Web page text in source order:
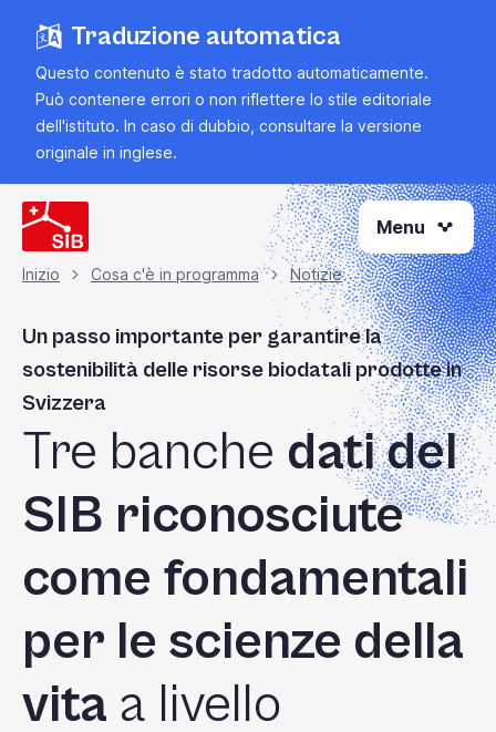
contenuto
principale
Traduzione automatica
Questo contenuto è stato tradotto automaticamente.
Può contenere errori o non riflettere lo stile editoriale
dell'istituto. In caso di dubbio, consultare la versione
originale in inglese.
Menu
Briciola
di
pane
Inizio Cosa c'è in programma Notizie
Un passo importante per garantire la
sostenibilità delle risorse biodatali prodotte in
Svizzera
Tre banche dati del
SIB riconosciute
come fondamentali
per le scienze della
vita a livello